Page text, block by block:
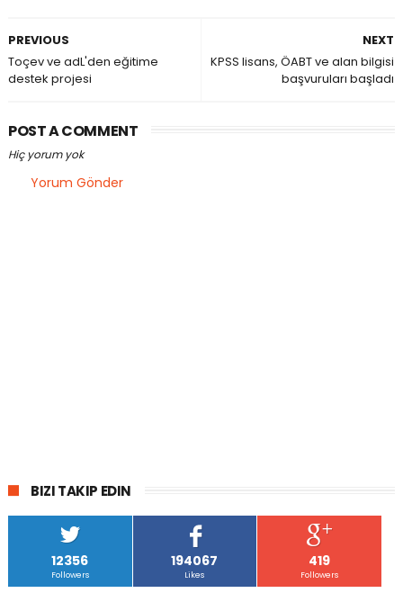
NEXT
KPSS lisans, ÖABT ve alan bilgisi
başvuruları başladı
PREVIOUS
Toçev ve adL'den eğitime
destek projesi
POST A COMMENT
Hiç yorum yok
Yorum Gönder
BIZI TAKIP EDIN
12356
Followers
194067
Likes
419
Followers